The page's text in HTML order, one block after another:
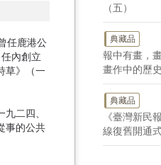
任鹿港公
內創立
草》（一
二四、
事的公共
（五）
典藏品
報中有畫，
畫作中的歷
典藏品
《臺灣新民
線復舊開通